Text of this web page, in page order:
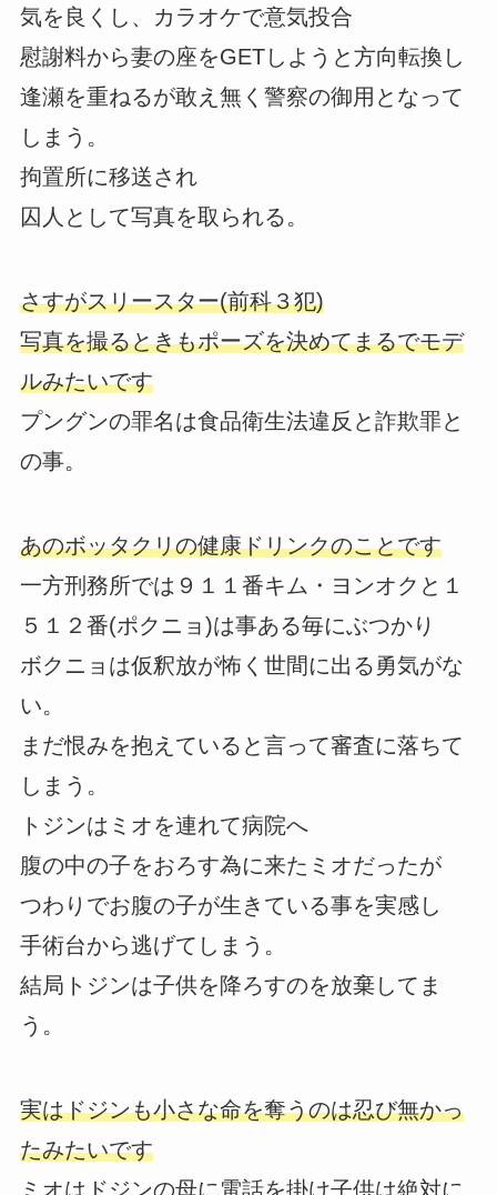
気を良くし、カラオケで意気投合
慰謝料から妻の座をGETしようと方向転換し
逢瀬を重ねるが敢え無く警察の御用となって
しまう。
拘置所に移送され
囚人として写真を取られる。
さすがスリースター(前科３犯)
写真を撮るときもポーズを決めてまるでモデ
ルみたいです
プングンの罪名は食品衛生法違反と詐欺罪と
の事。
あのボッタクリの健康ドリンクのことです
一方刑務所では９１１番キム・ヨンオクと１
５１２番(ポクニョ)は事ある毎にぶつかり
ボクニョは仮釈放が怖く世間に出る勇気がな
い。
まだ恨みを抱えていると言って審査に落ちて
しまう。
トジンはミオを連れて病院へ
腹の中の子をおろす為に来たミオだったが
つわりでお腹の子が生きている事を実感し
手術台から逃げてしまう。
結局トジンは子供を降ろすのを放棄してま
う。
実はドジンも小さな命を奪うのは忍び無かっ
たみたいです
ミオはドジンの母に電話を掛け子供は絶対に